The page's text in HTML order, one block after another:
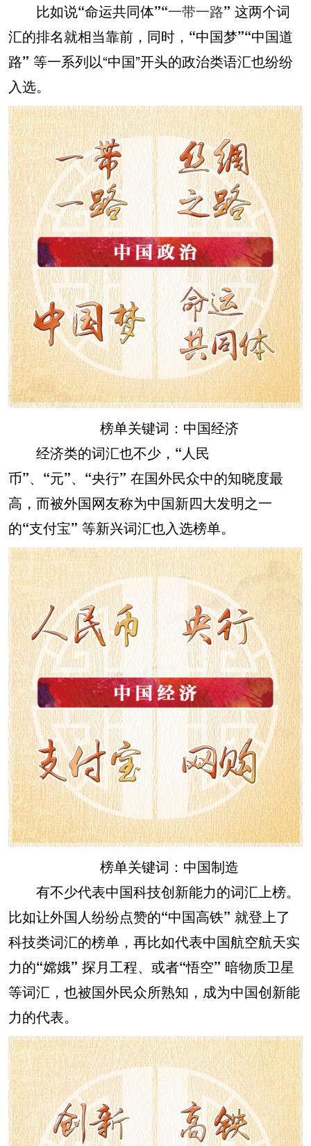
比如说“命运共同体”“一带一路” 这两个词
汇的排名就相当靠前，同时， “中国梦”“中国道
路” 等一系列以“中国”开头的政治类语汇也纷纷
入选。
榜单关键词：中国经济
经济类的词汇也不少， “人民
币”、“元”、“央行” 在国外民众中的知晓度最
高，而被外国网友称为中国新四大发明之一
的“支付宝” 等新兴词汇也入选榜单。
榜单关键词：中国制造
有不少代表中国科技创新能力的词汇上榜。
比如让外国人纷纷点赞的“中国高铁” 就登上了
科技类词汇的榜单，再比如代表中国航空航天实
力的“嫦娥” 探月工程、或者“悟空” 暗物质卫星
等词汇，也被国外民众所熟知，成为中国创新能
力的代表。